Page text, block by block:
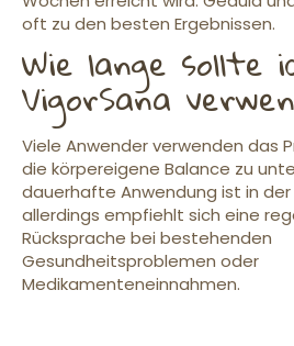
oft zu den besten Ergebnissen.
Wie lange sollte
VigorSana
Viele Anwender verwenden das
die körpereigene Balance zu
dauerhafte Anwendung ist in der
allerdings empfiehlt sich eine
Rücksprache bei bestehenden
Gesundheitsproblemen oder
Medikamenteneinnahmen.